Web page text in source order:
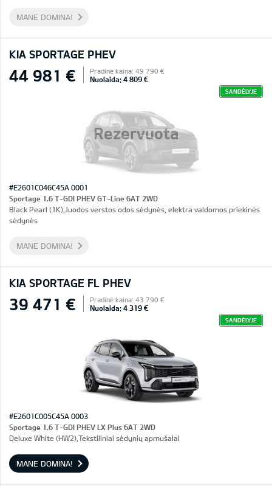
MANE DOMINA!
KIA SPORTAGE PHEV
Rezervuota
44 981 € Pradinė kaina: 49 790 €
Nuolaida: 4 809 €
SANDĖLYJE
#E2601C046C45A 0001
Sportage 1.6 T-GDI PHEV GT-Line 6AT 2WD
Black Pearl (1K),Juodos verstos odos sėdynės, elektra valdomos priekinės
sėdynės
MANE DOMINA!
KIA SPORTAGE FL PHEV
39 471 € Pradinė kaina: 43 790 €
Nuolaida: 4 319 €
SANDĖLYJE
#E2601C005C45A 0003
Sportage 1.6 T-GDI PHEV LX Plus 6AT 2WD
Deluxe White (HW2),Tekstiliniai sėdynių apmušalai
MANE DOMINA!